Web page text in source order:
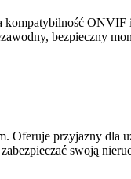
ONVIF
bezpieczny
Oferuje przyjazny dla
swoją